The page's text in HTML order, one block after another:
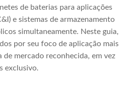
de baterias para aplicações
e sistemas de armazenamento
simultaneamente. Neste guia,
por seu foco de aplicação mais
mercado reconhecida, em vez
exclusivo.